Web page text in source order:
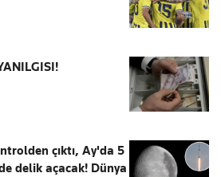
çıktı, Ay'da 5
delik açacak! Dünya